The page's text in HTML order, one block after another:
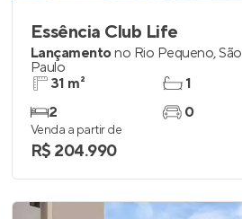
Essência Club Life
Lançamentono Rio Pequeno,São
Paulo
31 m²
2
1
0
Venda a partir de
R$ 204.990